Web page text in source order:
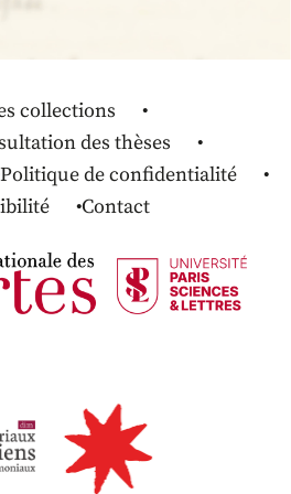
collections
des thèses
Politique de confidentialité
Contact